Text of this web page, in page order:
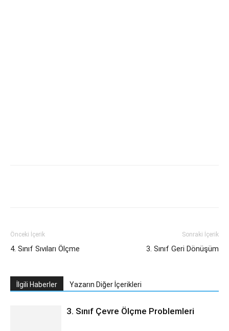
Önceki İçerik
4. Sınıf Sıvıları Ölçme
Sonraki İçerik
3. Sınıf Geri Dönüşüm
İlgili Haberler Yazarın Diğer İçerikleri
3. Sınıf Çevre Ölçme Problemleri